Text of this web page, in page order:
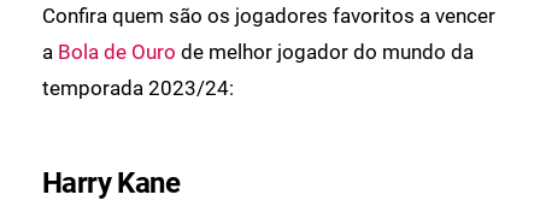
Confira quem são os jogadores favoritos a vencer
a Bola de Ouro de melhor jogador do mundo da
temporada 2023/24:
Harry Kane